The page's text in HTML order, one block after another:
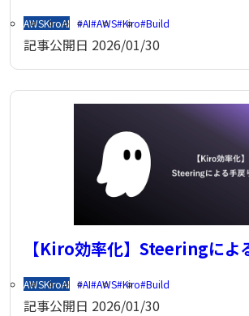
AWSKiroAI AI AWS Kiro Build
記事公開日 2026/01/30
【Kiro効率化】Steeringによ
AWSKiroAI AI AWS Kiro Build
記事公開日 2026/01/30